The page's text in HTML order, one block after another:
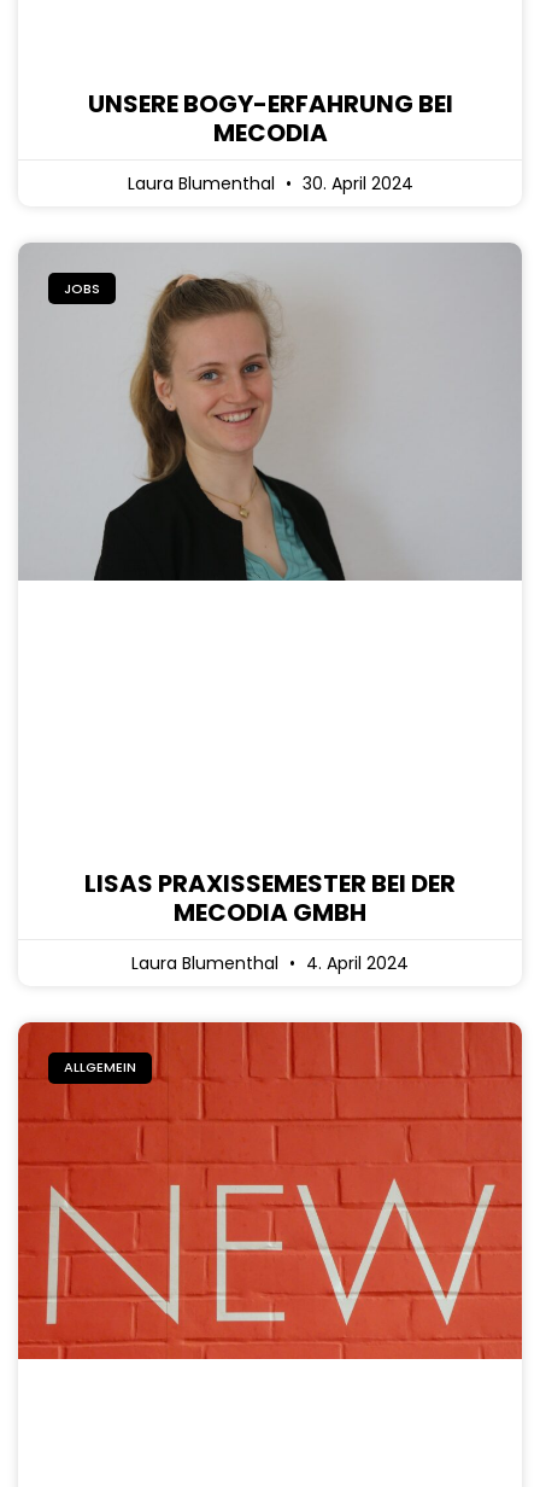
UNSERE BOGY-ERFAHRUNG BEI
MECODIA
Laura Blumenthal 30. April 2024
JOBS
LISAS PRAXISSEMESTER BEI DER
MECODIA GMBH
Laura Blumenthal 4. April 2024
ALLGEMEIN